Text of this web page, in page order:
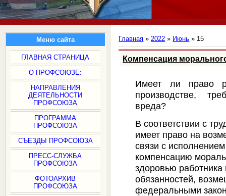
Меню сайта
ГЛАВНАЯ СТРАНИЦА
О ПРОФСОЮЗЕ:
НАПРАВЛЕНИЯ
ДЕЯТЕЛЬНОСТИ
ПРОФСОЮЗА
ПРОГРАММА
ПРОФСОЮЗА
СЪЕЗДЫ ПРОФСОЮЗА
ПРЕСС-СЛУЖБА
ПРОФСОЮЗА
ФОТОАРХИВ
ПРОФСОЮЗА
Главная »2022 » Июнь » 15
Компенсация
Имеет ли право
производстве,
вреда?
В соответствии с
имеет право на
связи с
компенсацию
здоровью
обязанностей,
федеральными